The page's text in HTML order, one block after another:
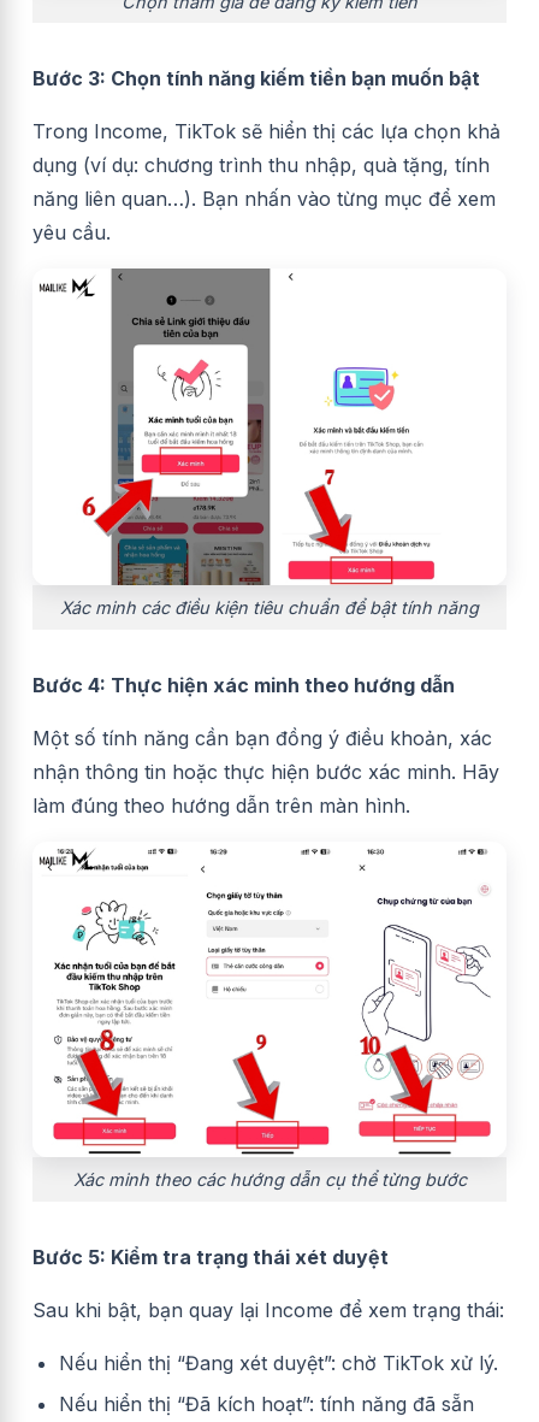
Bước 3: Chọn tính năng kiếm tiền bạn muốn bật
Trong Income, TikTok sẽ hiển thị các lựa chọn khả
dụng (ví dụ: chương trình thu nhập, quà tặng, tính
năng liên quan…). Bạn nhấn vào từng mục để xem
yêu cầu.
Xác minh các điều kiện tiêu chuẩn để bật tính năng
Bước 4: Thực hiện xác minh theo hướng dẫn
Một số tính năng cần bạn đồng ý điều khoản, xác
nhận thông tin hoặc thực hiện bước xác minh. Hãy
làm đúng theo hướng dẫn trên màn hình.
Xác minh theo các hướng dẫn cụ thể từng bước
Bước 5: Kiểm tra trạng thái xét duyệt
Sau khi bật, bạn quay lại Income để xem trạng thái:
Nếu hiển thị “Đang xét duyệt”: chờ TikTok xử lý.
Nếu hiển thị “Đã kích hoạt”: tính năng đã sẵn